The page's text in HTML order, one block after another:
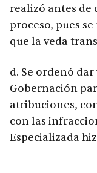
realizó antes de
proceso, pues
que la veda
d. Se ordenó
Gobernación
atribuciones,
con las
Especializada